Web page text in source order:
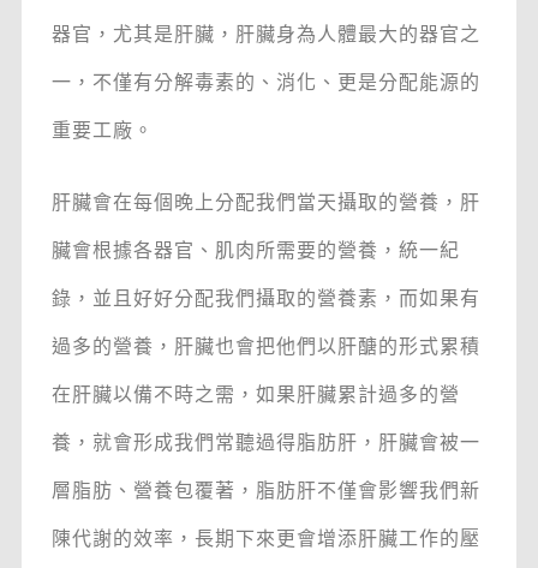
器官，尤其是肝臟，肝臟身為人體最大的器官之
一，不僅有分解毒素的、消化、更是分配能源的
重要工廠。
肝臟會在每個晚上分配我們當天攝取的營養，肝
臟會根據各器官、肌肉所需要的營養，統一紀
錄，並且好好分配我們攝取的營養素，而如果有
過多的營養，肝臟也會把他們以肝醣的形式累積
在肝臟以備不時之需，如果肝臟累計過多的營
養，就會形成我們常聽過得脂肪肝，肝臟會被一
層脂肪、營養包覆著，脂肪肝不僅會影響我們新
陳代謝的效率，長期下來更會增添肝臟工作的壓